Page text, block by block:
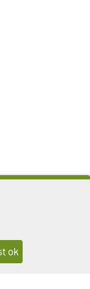
ok